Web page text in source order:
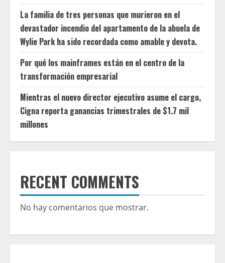
La familia de tres personas que murieron en el
devastador incendio del apartamento de la abuela de
Wylie Park ha sido recordada como amable y devota.
Por qué los mainframes están en el centro de la
transformación empresarial
Mientras el nuevo director ejecutivo asume el cargo,
Cigna reporta ganancias trimestrales de $1.7 mil
millones
RECENT COMMENTS
No hay comentarios que mostrar.